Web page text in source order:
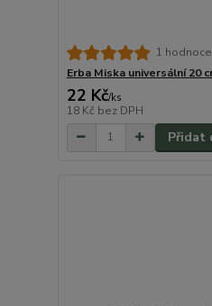
1
Erba Miska universální 20
22 Kč/ks
18 Kč bez DPH
Přidat